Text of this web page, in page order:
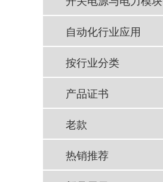
自动化行业应用
按行业分类
产品证书
老款
热销推荐